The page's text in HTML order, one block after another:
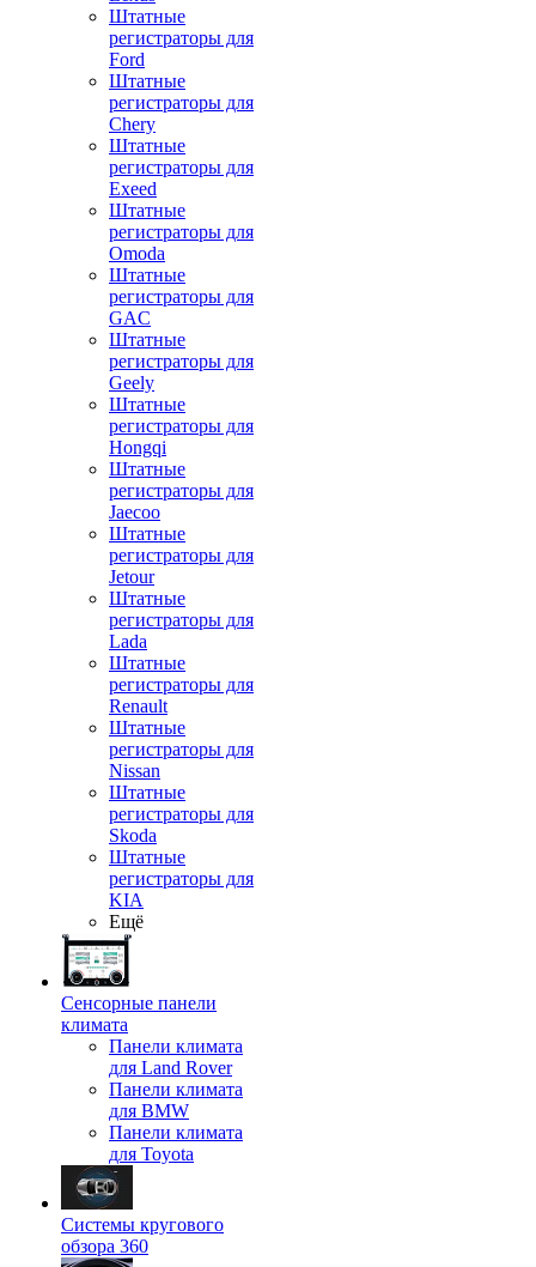
Штатные
регистраторы для
Ford
Штатные
регистраторы для
Chery
Штатные
регистраторы для
Exeed
Штатные
регистраторы для
Omoda
Штатные
регистраторы для
GAC
Штатные
регистраторы для
Geely
Штатные
регистраторы для
Hongqi
Штатные
регистраторы для
Jaecoo
Штатные
регистраторы для
Jetour
Штатные
регистраторы для
Lada
Штатные
регистраторы для
Renault
Штатные
регистраторы для
Nissan
Штатные
регистраторы для
Skoda
Штатные
регистраторы для
KIA
Ещё
Сенсорные панели
климата
Панели климата
для Land Rover
Панели климата
для BMW
Панели климата
для Toyota
Системы кругового
обзора 360